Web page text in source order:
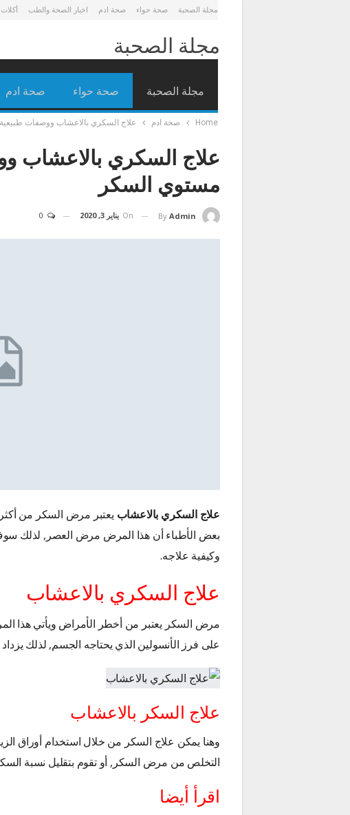
مجلة الصحبة صحة حواء صحة ادم اخبار الصحة والطب
مجلة الصحبة
مجلة الصحبة صحة حواء صحة ادم
Home صحة ادم علاج السكري بالاعشاب ووصفات
علاج السكري بالاعشاب
مستوي السكر
By Admin
On يناير 3, 2020
علاج السكري بالاعشاب يعتبر مرض السكر من أكثر
بعض الأطباء أن هذا المرض مرض العصر, لذلك
وكيفية علاجه.
علاج السكري بالاعشاب
مرض السكر يعتبر من أخطر الأمراض ويأتي هذا
على فرز الأنسولين الذي يحتاجه الجسم, لذلك
علاج السكر بالاعشاب
وهنا يمكن علاج السكر من خلال استخدام أوراق
التخلص من مرض السكر, أو تقوم بتقليل نسبة السكر
اقرأ أيضا